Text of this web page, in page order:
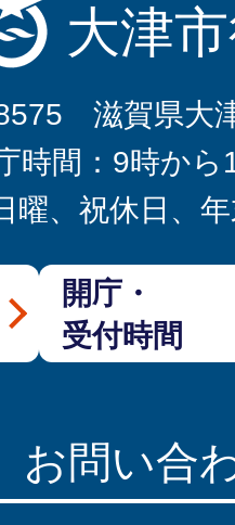
大津
滋賀県大
時間：9時から
曜、祝休日、
開庁・
受付時間
お問い合